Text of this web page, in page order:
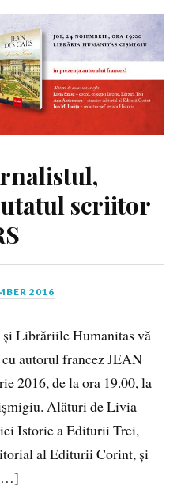
scriitor
2016
Librăriile Humanitas vă
autorul francez JEAN
2016, de la ora 19.00, la
Alături de Livia
Istorie a Editurii Trei,
al Editurii Corint, și